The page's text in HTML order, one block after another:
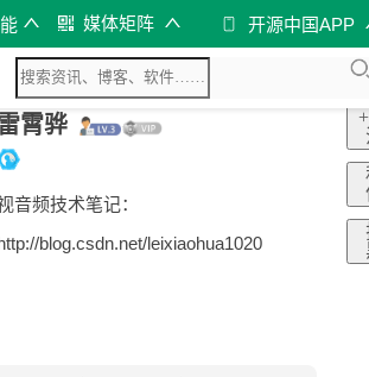
媒体矩阵 开源中国APP
霄骅
音频技术笔记：
blog.csdn.net/leixiaohua1020